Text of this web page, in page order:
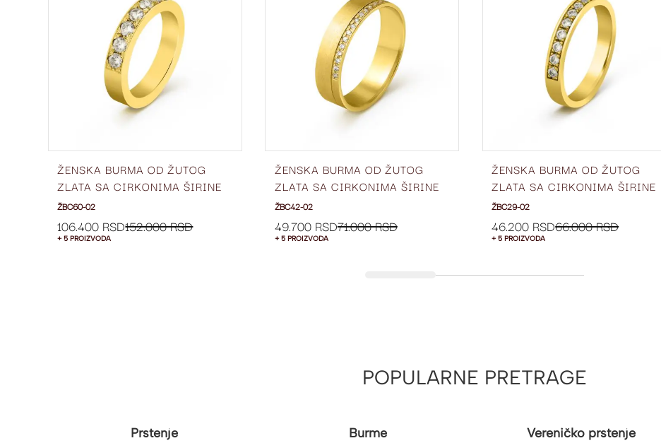
ŽENSKA BURMA OD ŽUTOG
ZLATA SA CIRKONIMA ŠIRINE
4 MM ŽBC60-02
ŽBC60-02
106.400 RSD152.000 RSD
+ 5 PROIZVODA
ŽENSKA BURMA OD ŽUTOG
ZLATA SA CIRKONIMA ŠIRINE
5 MM ŽBC42-02
ŽBC42-02
49.700 RSD71.000 RSD
+ 5 PROIZVODA
ŽENSKA BURMA OD ŽUTOG
ZLATA SA CIRKONIMA ŠIRINE
3 MM ŽBC29-02
ŽBC29-02
46.200 RSD66.000 RSD
+ 5 PROIZVODA
POPULARNE PRETRAGE
Prstenje Burme Vereničko prstenje